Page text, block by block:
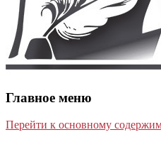
Главное меню
Перейти к основному